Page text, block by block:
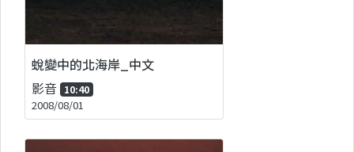
蛻變中的北海岸_中文
影音 10:40
2008/08/01